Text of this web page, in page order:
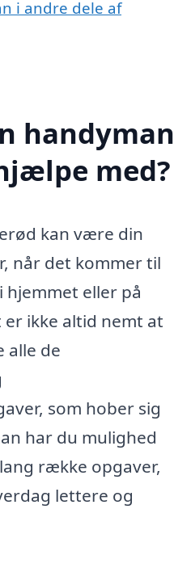
i andre dele af
handyman
med?
kan være din
når det kommer til
eller på
ikke altid nemt at
alle de
som hober sig
har du mulighed
række opgaver,
lettere og